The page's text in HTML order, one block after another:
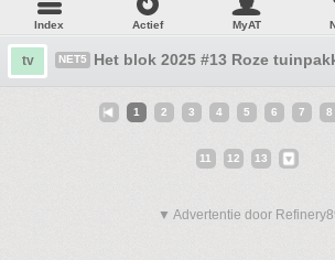
Index Actief MyAT
tv NET5 Het blok 2025 #13 Roze
1 2 3 4 5 6 7 8
11 12 13
▼ Advertentie door